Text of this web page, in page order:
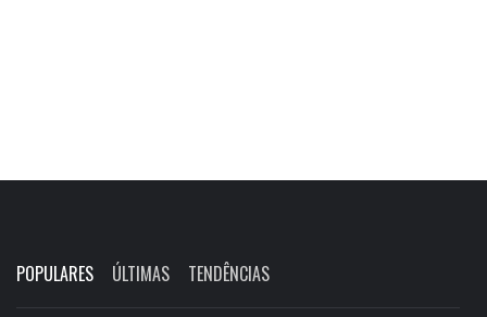
POPULARES ÚLTIMAS TENDÊNCIAS